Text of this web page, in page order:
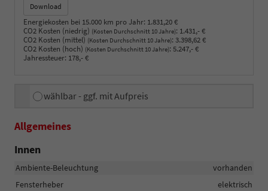
Download
Energiekosten bei 15.000 km pro Jahr: 1.831,20 €
CO2 Kosten (niedrig) (Kosten Durchschnitt 10 Jahre): 1.431,- €
CO2 Kosten (mittel) (Kosten Durchschnitt 10 Jahre): 3.398,62 €
CO2 Kosten (hoch) (Kosten Durchschnitt 10 Jahre): 5.247,- €
Jahressteuer: 178,- €
wählbar - ggf. mit Aufpreis
Allgemeines
Innen
Ambiente-Beleuchtung
vorhanden
Fensterheber
elektrisch